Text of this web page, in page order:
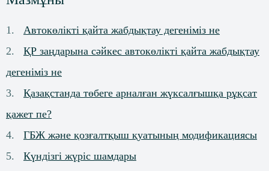
Автокөлікті қайта жабдықтау дегеніміз не
ҚР заңдарына сәйкес автокөлікті қайта жабдықтау
дегеніміз не
Қазақстанда төбеге арналған жүксалғышқа рұқсат
қажет пе?
ГБЖ және қозғалтқыш қуатының модификациясы
Күндізгі жүріс шамдары